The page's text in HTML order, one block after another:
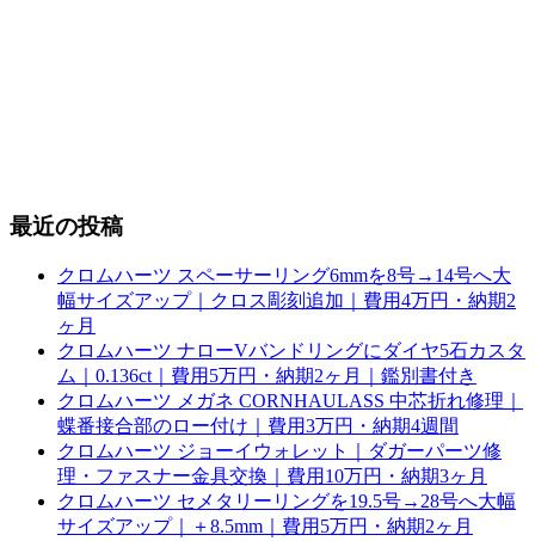
最近の投稿
クロムハーツ スペーサーリング6mmを8号→14号へ大
幅サイズアップ｜クロス彫刻追加｜費用4万円・納期2
ヶ月
クロムハーツ ナローVバンドリングにダイヤ5石カスタ
ム｜0.136ct｜費用5万円・納期2ヶ月｜鑑別書付き
クロムハーツ メガネ CORNHAULASS 中芯折れ修理｜
蝶番接合部のロー付け｜費用3万円・納期4週間
クロムハーツ ジョーイウォレット｜ダガーパーツ修
理・ファスナー金具交換｜費用10万円・納期3ヶ月
クロムハーツ セメタリーリングを19.5号→28号へ大幅
サイズアップ｜＋8.5mm｜費用5万円・納期2ヶ月